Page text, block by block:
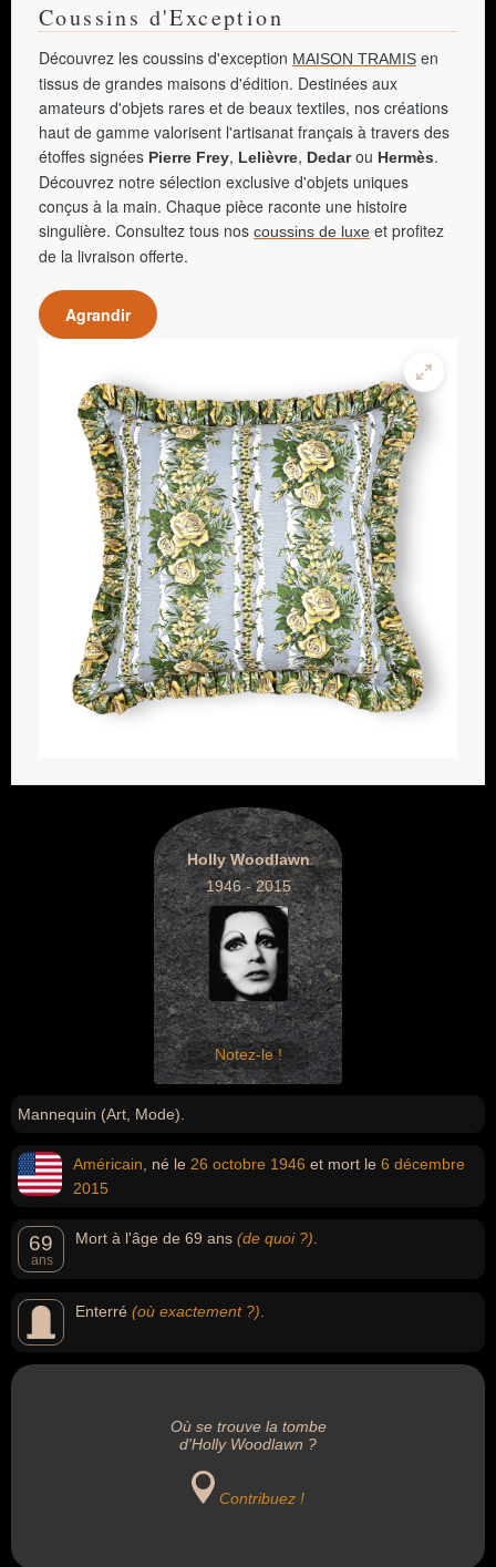
Coussins d'Exception
Découvrez les coussins d'exception MAISON TRAMIS en
tissus de grandes maisons d'édition. Destinées aux
amateurs d'objets rares et de beaux textiles, nos créations
haut de gamme valorisent l'artisanat français à travers des
étoffes signées Pierre Frey, Lelièvre, Dedarou Hermès.
Découvrez notre sélection exclusive d'objets uniques
conçus à la main. Chaque pièce raconte une histoire
singulière. Consultez tous nos coussins de luxe et profitez
de la livraison offerte.
Agrandir
Holly Woodlawn
1946 - 2015
Notez-le !
Mannequin (Art, Mode).
Américain , né le 26 octobre 1946 et mort le 6 décembre
2015
69
ans
Mort à l'âge de 69 ans (de quoi ?)
Enterré (où exactement ?)
Où se trouve la tombe
d'Holly Woodlawn ?
Contribuez !